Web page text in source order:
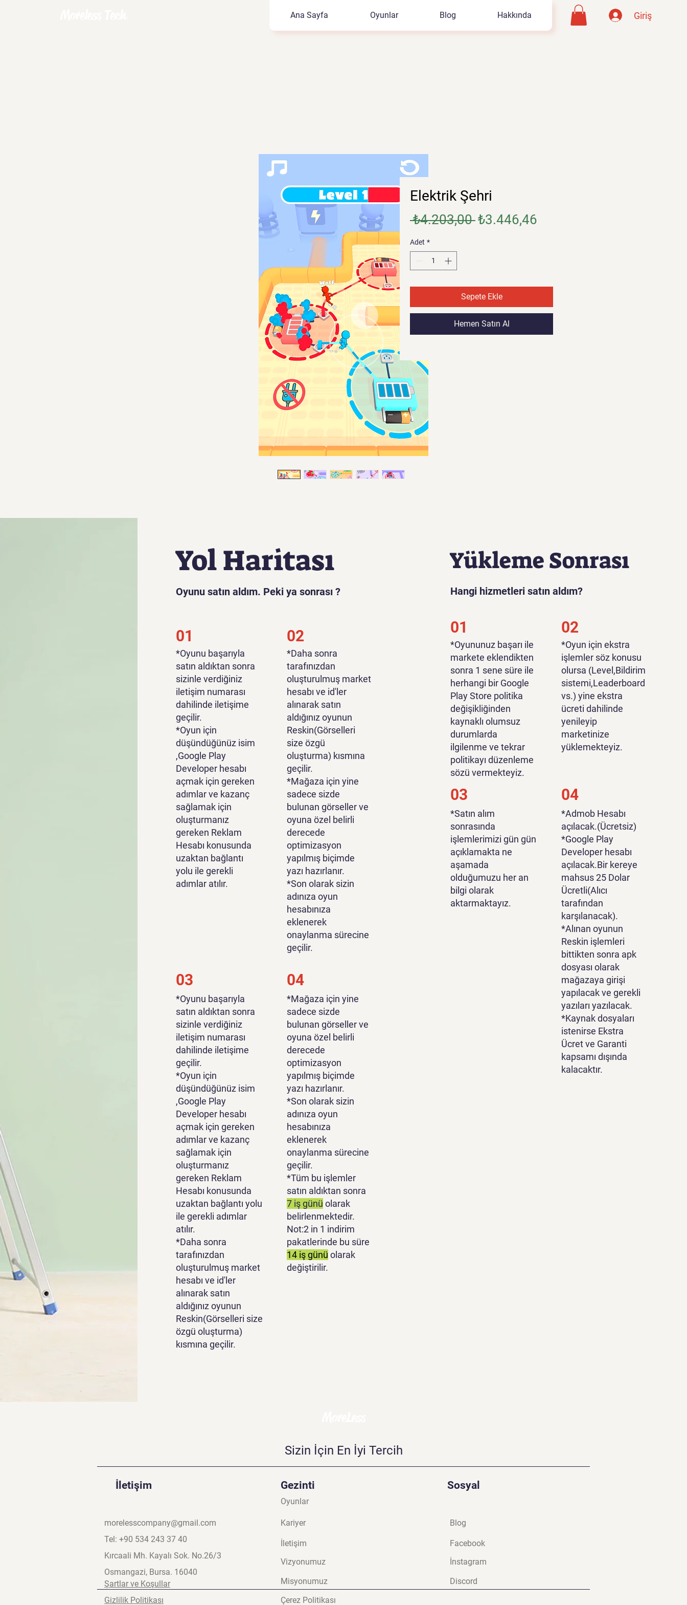
Ana Sayfa Oyunlar Blog Hakkında Giriş
Elektrik Şehri
₺4.203,00 Normal
₺3.446,46
Adet *
Sepete Ekle
Hemen Satın Al
Yol Haritası
Oyunu satın aldım. Peki ya sonrası ?
01
*Oyunu başarıyla
satın aldıktan sonra
sizinle verdiğiniz
iletişim numarası
dahilinde iletişime
geçilir.
*Oyun için
düşündüğünüz isim
,Google Play
Developer hesabı
açmak için gereken
adımlar ve kazanç
sağlamak için
oluşturmanız
gereken Reklam
Hesabı konusunda
uzaktan bağlantı
yolu ile gerekli
adımlar atılır.
02
*Daha sonra
tarafınızdan
oluşturulmuş market
hesabı ve id'ler
alınarak satın
aldığınız oyunun
Reskin(Görselleri
size özgü
oluşturma) kısmına
geçilir.
*Mağaza için yine
sadece sizde
bulunan görseller ve
oyuna özel belirli
derecede
optimizasyon
yapılmış biçimde
yazı hazırlanır.
*Son olarak sizin
adınıza oyun
hesabınıza
eklenerek
onaylanma sürecine
geçilir.
03
*Oyunu başarıyla
satın aldıktan sonra
sizinle verdiğiniz
iletişim numarası
dahilinde iletişime
geçilir.
*Oyun için
düşündüğünüz isim
,Google Play
Developer hesabı
açmak için gereken
adımlar ve kazanç
sağlamak için
oluşturmanız
gereken Reklam
Hesabı konusunda
uzaktan bağlantı yolu
ile gerekli adımlar
atılır.
*Daha sonra
tarafınızdan
oluşturulmuş market
hesabı ve id'ler
alınarak satın
aldığınız oyunun
Reskin(Görselleri size
özgü oluşturma)
kısmına geçilir.
04
*Mağaza için yine
sadece sizde
bulunan görseller ve
oyuna özel belirli
derecede
optimizasyon
yapılmış biçimde
yazı hazırlanır.
*Son olarak sizin
adınıza oyun
hesabınıza
eklenerek
onaylanma sürecine
geçilir.
*Tüm bu işlemler
satın aldıktan sonra
7 iş günü olarak
belirlenmektedir.
Not:2 in 1 indirim
pakatlerinde bu süre
14 iş günü olarak
değiştirilir.
Yükleme Sonrası
Hangi hizmetleri satın aldım?
01
​*Oyununuz başarı ile
markete eklendikten
sonra 1 sene süre ile
herhangi bir Google
Play Store politika
değişikliğinden
kaynaklı olumsuz
durumlarda
ilgilenme ve tekrar
politikayı düzenleme
sözü vermekteyiz.
03
*Satın alım
sonrasında
işlemlerimizi gün gün
açıklamakta ne
aşamada
olduğumuzu her an
bilgi olarak
aktarmaktayız.
02
*Oyun için ekstra
işlemler söz konusu
olursa (Level,Bildirim
sistemi,Leaderboard
vs.) yine ekstra
ücreti dahilinde
yenileyip
marketinize
yüklemekteyiz.
04
*Admob Hesabı
açılacak.(Ücretsiz)
*Google Play
Developer hesabı
açılacak.Bir kereye
mahsus 25 Dolar
Ücretli(Alıcı
tarafından
karşılanacak).
*Alınan oyunun
Reskin işlemleri
bittikten sonra apk
dosyası olarak
mağazaya girişi
yapılacak ve gerekli
yazıları yazılacak.
*Kaynak dosyaları
istenirse Ekstra
Ücret ve Garanti
kapsamı dışında
kalacaktır.
Sizin İçin En İyi Tercih
İletişim
morelesscompany@gmail.com
Tel: +90 534 243 37 40
Kırcaali Mh. Kayalı Sok. No.26/3
Osmangazi, Bursa. 16040
Şartlar ve Koşullar
Gizlilik Politikası
Gezinti
Oyunlar
Kariyer
İletişim
Vizyonumuz
Misyonumuz
Çerez Politikası
Sosyal
Blog
Facebook
İnstagram
Discord